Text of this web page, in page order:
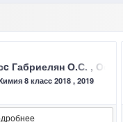
Габриелян О.С. ,
8 класc 2018 , 2019